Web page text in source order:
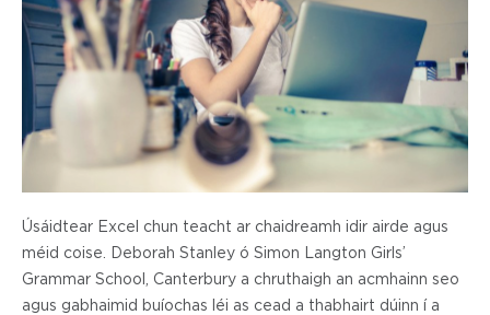
Úsáidtear Excel chun teacht ar chaidreamh idir airde agus
méid coise. Deborah Stanley ó Simon Langton Girls’
Grammar School, Canterbury a chruthaigh an acmhainn seo
agus gabhaimid buíochas léi as cead a thabhairt dúinn í a